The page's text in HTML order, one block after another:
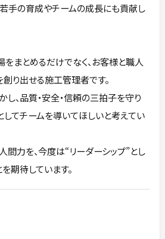
若手の育成やチームの成長にも貢献し
まとめるだけでなく、お客様と職人
り出せる施工管理者です。
、品質・安全・信頼の三拍子を守り
してチームを導いてほしいと考えてい
間力を、今度は“リーダーシップ”とし
期待しています。